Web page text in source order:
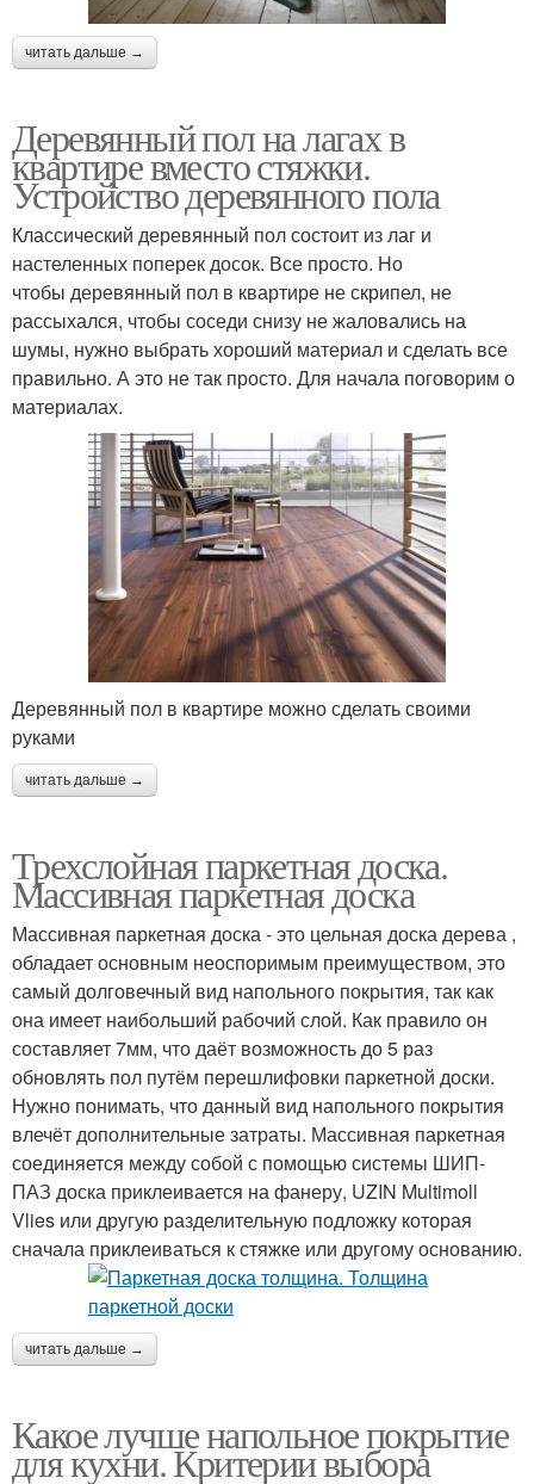
читать дальше →
Деревянный пол на лагах в
квартире вместо стяжки.
Устройство деревянного пола
Классический деревянный пол состоит из лаг и
настеленных поперек досок. Все просто. Но
чтобы деревянный пол в квартире не скрипел, не
рассыхался, чтобы соседи снизу не жаловались на
шумы, нужно выбрать хороший материал и сделать все
правильно. А это не так просто. Для начала поговорим о
материалах.
Деревянный пол в квартире можно сделать своими
руками
читать дальше →
Трехслойная паркетная доска.
Массивная паркетная доска
Массивная паркетная доска - это цельная доска дерева ,
обладает основным неоспоримым преимуществом, это
самый долговечный вид напольного покрытия, так как
она имеет наибольший рабочий слой. Как правило он
составляет 7мм, что даёт возможность до 5 раз
обновлять пол путём перешлифовки паркетной доски.
Нужно понимать, что данный вид напольного покрытия
влечёт дополнительные затраты. Массивная паркетная
соединяется между собой с помощью системы ШИП-
ПАЗ доска приклеивается на фанеру, UZIN Multimoll
Vlies или другую разделительную подложку которая
сначала приклеиваться к стяжке или другому основанию.
читать дальше →
Какое лучше напольное покрытие
для кухни. Критерии выбора